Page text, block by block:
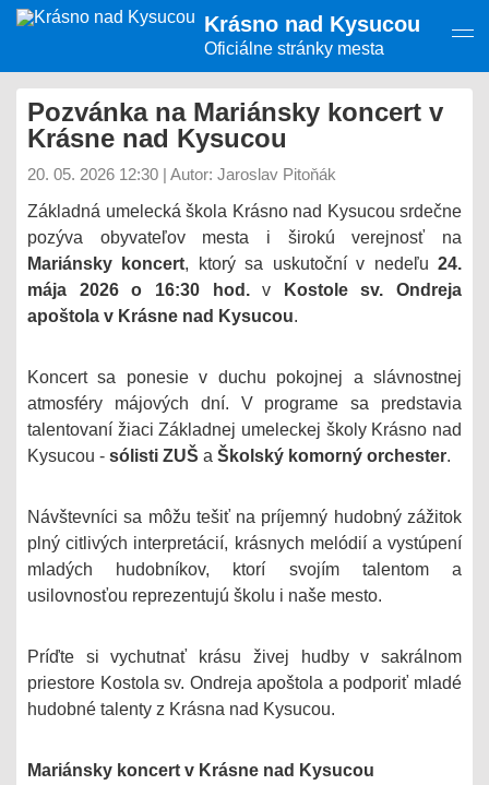
Presunúť
na
Krásno nad Kysucou
Oficiálne stránky mesta
Pozvánka na Mariánsky koncert v
Krásne nad Kysucou
20. 05. 2026 12:30 | Autor: Jaroslav Pitoňák
Základná umelecká škola Krásno nad Kysucou srdečne
pozýva obyvateľov mesta i širokú verejnosť na
Mariánsky koncert, ktorý sa uskutoční v nedeľu24.
mája 2026 o 16:30 hod.v
Kostole sv. Ondreja
apoštola v Krásne nad Kysucou.
Koncert sa ponesie v duchu pokojnej a slávnostnej
atmosféry májových dní. V programe sa predstavia
talentovaní žiaci Základnej umeleckej školy Krásno nad
Kysucou - sólisti ZUŠ a Školský komorný orchester.
Návštevníci sa môžu tešiť na príjemný hudobný zážitok
plný citlivých interpretácií, krásnych melódií a vystúpení
mladých hudobníkov, ktorí svojím talentom a
usilovnosťou reprezentujú školu i naše mesto.
Príďte si vychutnať krásu živej hudby v sakrálnom
priestore Kostola sv. Ondreja apoštola a podporiť mladé
hudobné talenty z Krásna nad Kysucou.
Mariánsky koncert v Krásne nad Kysucou